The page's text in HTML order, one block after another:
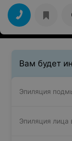
гигиена! Татьяна -
боялась!
правильные
улыбка сделали
безболезненной
Вам будет
Эпиляция
Эпиляция лица